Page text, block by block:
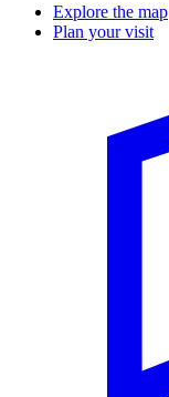
Explore the map
Plan your visit